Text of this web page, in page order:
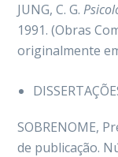
JUNG, C. G.
1991. (Obras
originalmente
SOBRENOME,
de publicação.